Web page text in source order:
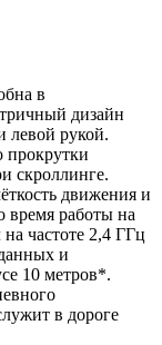
в
дизайн
левой рукой.
прокрутки
скроллинге.
движения и
время работы на
частоте 2,4 ГГц
и
10 метров*.
в дороге